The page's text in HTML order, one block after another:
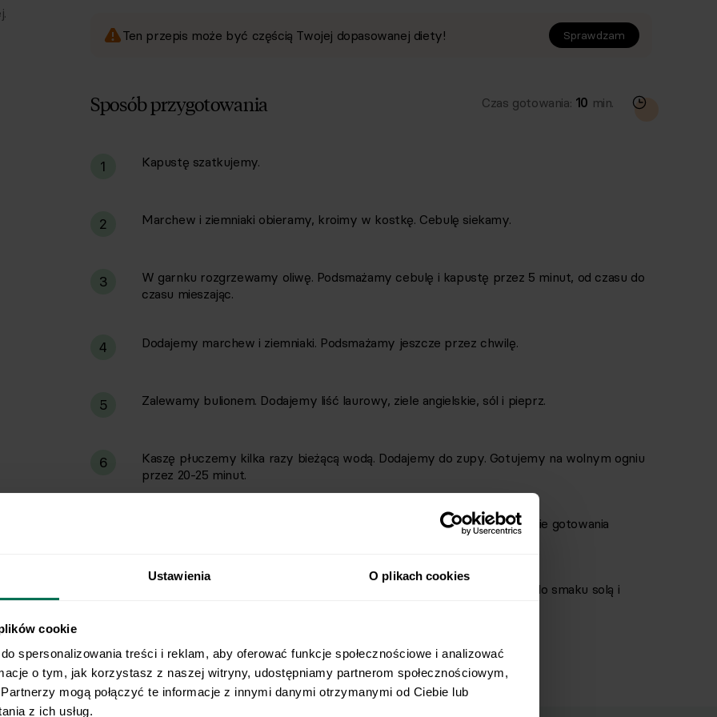
Ustawienia O plikach cookies
cookie
spersonalizowania treści i reklam, aby oferować funkcje społecznościowe i analizować
o tym, jak korzystasz z naszej witryny, udostępniamy partnerom społecznościowym,
mogą połączyć te informacje z innymi danymi otrzymanymi od Ciebie lub
z ich usług.
Ten przepis może być częścią Twojej dopasowanej diety!
Sprawdzam
Sposób przygotowania Czas gotowania: 10 min.
1 Kapustę szatkujemy.
2 Marchew i ziemniaki obieramy, kroimy w kostkę. Cebulę siekamy.
3
W garnku rozgrzewamy oliwę. Podsmażamy cebulę i kapustę przez 5 minut, od czasu do
czasu mieszając.
4 Dodajemy marchew i ziemniaki. Podsmażamy jeszcze przez chwilę.
5 Zalewamy bulionem. Dodajemy liść laurowy, ziele angielskie, sól i pieprz.
6
Kaszę płuczemy kilka razy bieżącą wodą. Dodajemy do zupy. Gotujemy na wolnym ogniu
przez 20-25 minut.
Na 15 minut przed końcem gotowania zupy wrzucamy mięso. W trakcie gotowania
opcjonalnie dolewamy wodę, aby uzyskać preferowaną gęstość zupy.
Przed podaniem usuwamy liść laurowy i ziele angielskie. Doprawiamy do smaku solą i